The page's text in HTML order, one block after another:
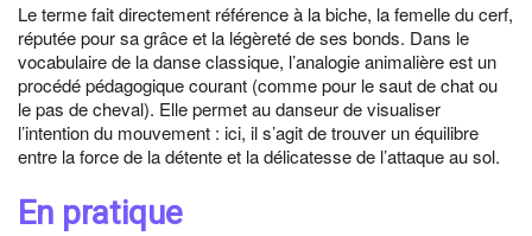
Le terme fait directement référence à la biche, la femelle du cerf,
réputée pour sa grâce et la légèreté de ses bonds. Dans le
vocabulaire de la danse classique, l’analogie animalière est un
procédé pédagogique courant (comme pour le saut de chat ou
le pas de cheval). Elle permet au danseur de visualiser
l’intention du mouvement : ici, il s’agit de trouver un équilibre
entre la force de la détente et la délicatesse de l’attaque au sol.
En pratique